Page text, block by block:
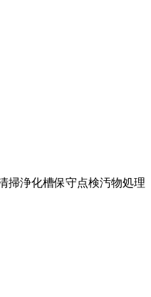
掃浄化槽保守点検汚物処理